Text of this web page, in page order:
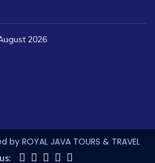
2026
ROYAL JAVA TOURS & TRAVEL